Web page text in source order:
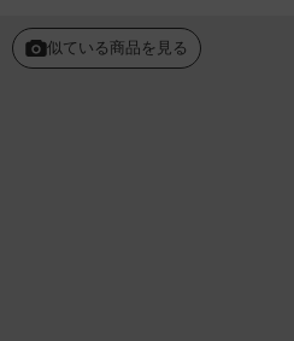
似ている商品を見る